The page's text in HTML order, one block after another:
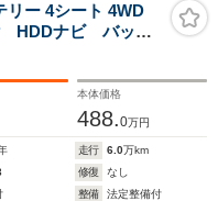
リー 4シート 4WD
HDDナビ バック
前後ドラレコ
BLIS ACC エ
19AW
本体価格
488.0万円
走行 6.0万km
修復
なし
整備
法定整備付